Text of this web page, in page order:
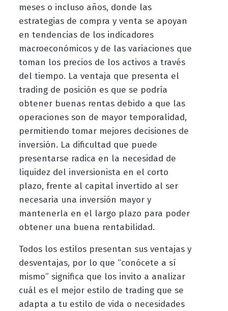
meses o incluso años, donde las
estrategias de compra y venta se apoyan
en tendencias de los indicadores
macroeconómicos y de las variaciones que
toman los precios de los activos a través
del tiempo. La ventaja que presenta el
trading de posición es que se podría
obtener buenas rentas debido a que las
operaciones son de mayor temporalidad,
permitiendo tomar mejores decisiones de
inversión. La dificultad que puede
presentarse radica en la necesidad de
liquidez del inversionista en el corto
plazo, frente al capital invertido al ser
necesaria una inversión mayor y
mantenerla en el largo plazo para poder
obtener una buena rentabilidad.
Todos los estilos presentan sus ventajas y
desventajas, por lo que “conócete a sí
mismo” significa que los invito a analizar
cuál es el mejor estilo de trading que se
adapta a tu estilo de vida o necesidades